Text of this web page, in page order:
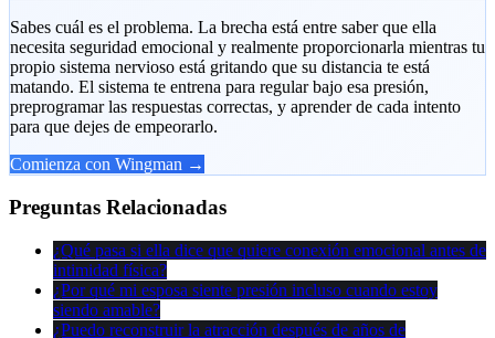
Sabes cuál es el problema. La brecha está entre saber que ella
necesita seguridad emocional y realmente proporcionarla mientras tu
propio sistema nervioso está gritando que su distancia te está
matando. El sistema te entrena para regular bajo esa presión,
preprogramar las respuestas correctas, y aprender de cada intento
para que dejes de empeorarlo.
Comienza con Wingman →
Preguntas Relacionadas
¿Qué pasa si ella dice que quiere conexión emocional antes de
intimidad física?
¿Por qué mi esposa siente presión incluso cuando estoy
siendo amable?
¿Puedo reconstruir la atracción después de años de